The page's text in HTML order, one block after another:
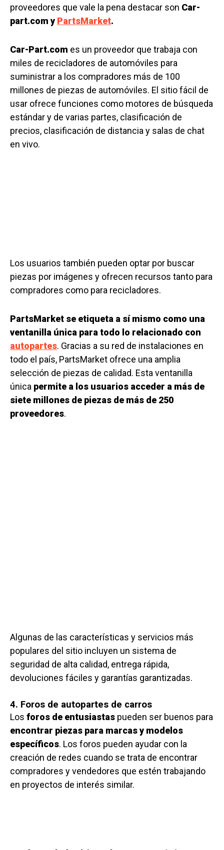
proveedores que vale la pena destacar son Car-
part.com y PartsMarket.
Car-Part.com es un proveedor que trabaja con
miles de recicladores de automóviles para
suministrar a los compradores más de 100
millones de piezas de automóviles. El sitio fácil de
usar ofrece funciones como motores de búsqueda
estándar y de varias partes, clasificación de
precios, clasificación de distancia y salas de chat
en vivo.
Los usuarios también pueden optar por buscar
piezas por imágenes y ofrecen recursos tanto para
compradores como para recicladores.
PartsMarket se etiqueta a sí mismo como una
ventanilla única para todo lo relacionado con
autopartes. Gracias a su red de instalaciones en
todo el país, PartsMarket ofrece una amplia
selección de piezas de calidad. Esta ventanilla
única permite a los usuarios acceder a más de
siete millones de piezas de más de 250
proveedores.
Algunas de las características y servicios más
populares del sitio incluyen un sistema de
seguridad de alta calidad, entrega rápida,
devoluciones fáciles y garantías garantizadas.
4. Foros de autopartes de carros
Los foros de entusiastas pueden ser buenos para
encontrar piezas para marcas y modelos
específicos. Los foros pueden ayudar con la
creación de redes cuando se trata de encontrar
compradores y vendedores que estén trabajando
en proyectos de interés similar.